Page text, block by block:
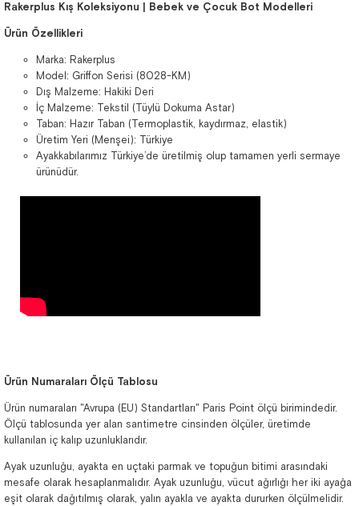
Rakerplus Kış Koleksiyonu | Bebek ve Çocuk Bot Modelleri
Ürün Özellikleri
Marka: Rakerplus
Model: Griffon Serisi (8028-KM)
Dış Malzeme: Hakiki Deri
İç Malzeme: Tekstil (Tüylü Dokuma Astar)
Taban: Hazır Taban (Termoplastik, kaydırmaz, elastik)
Üretim Yeri (Menşei): Türkiye
Ayakkabılarımız Türkiye’de üretilmiş olup tamamen yerli sermaye
ürünüdür.
Ürün Numaraları Ölçü Tablosu
Ürün numaraları "Avrupa (EU) Standartları" Paris Point ölçü birimindedir.
Ölçü tablosunda yer alan santimetre cinsinden ölçüler, üretimde
kullanılan iç kalıp uzunluklarıdır.
Ayak uzunluğu, ayakta en uçtaki parmak ve topuğun bitimi arasındaki
mesafe olarak hesaplanmalıdır. Ayak uzunluğu, vücut ağırlığı her iki ayağa
eşit olarak dağıtılmış olarak, yalın ayakla ve ayakta dururken ölçülmelidir.